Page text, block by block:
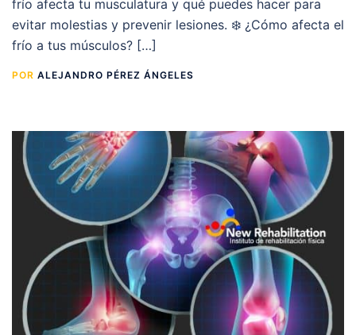
frío afecta tu musculatura y qué puedes hacer para
evitar molestias y prevenir lesiones. ❄️ ¿Cómo afecta el
frío a tus músculos? […]
POR ALEJANDRO PÉREZ ÁNGELES